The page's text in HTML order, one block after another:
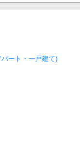
ート・一戸建て)